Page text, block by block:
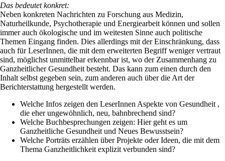
Das bedeutet konkret:
Neben konkreten Nachrichten zu Forschung aus Medizin,
Naturheilkunde, Psychotherapie und Energiearbeit können und sollen
immer auch ökologische und im weitesten Sinne auch politische
Themen Eingang finden. Dies allerdings mit der Einschränkung, dass
auch für LeserInnen, die mit dem erweiterten Begriff weniger vertraut
sind, möglichst unmittelbar erkennbar ist, wo der Zusammenhang zu
Ganzheitlicher Gesundheit besteht. Das kann zum einen durch den
Inhalt selbst gegeben sein, zum anderen auch über die Art der
Berichterstattung hergestellt werden.
Welche Infos zeigen den LeserInnen Aspekte von Gesundheit ,
die eher ungewöhnlich, neu, bahnbrechend sind?
Welche Buchbesprechungen zeigen: Hier geht es um
Ganzheitliche Gesundheit und Neues Bewusstsein?
Welche Porträts erzählen über Projekte oder Ideen, die mit dem
Thema Ganzheitlichkeit explizit verbunden sind?